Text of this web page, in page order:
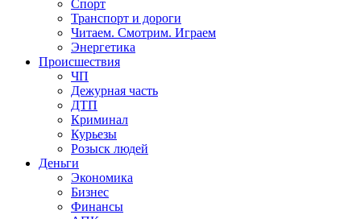
Спорт
Транспорт и дороги
Читаем. Смотрим. Играем
Энергетика
Происшествия
ЧП
Дежурная часть
ДТП
Криминал
Курьезы
Розыск людей
Деньги
Экономика
Бизнес
Финансы